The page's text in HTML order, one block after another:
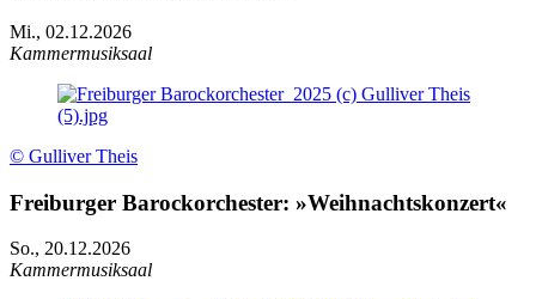
Mi., 02.12.2026
Kammermusiksaal
© Gulliver Theis
Freiburger Barockorchester: »Weihnachtskonzert«
So., 20.12.2026
Kammermusiksaal